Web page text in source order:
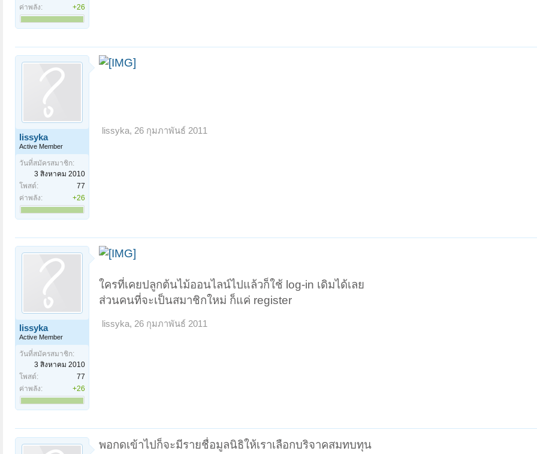
ค่าพลัง:
+26
lissyka
Active Member
วันที่สมัครสมาชิก:
3 สิงหาคม 2010
โพสต์:
77
ค่าพลัง:
+26
lissyka, 26 กุมภาพันธ์ 2011
lissyka
Active Member
วันที่สมัครสมาชิก:
3 สิงหาคม 2010
โพสต์:
77
ค่าพลัง:
+26
ใครที่เคยปลูกต้นไม้ออนไลน์ไปแล้วก็ใช้ log-in เดิมได้เลย
ส่วนคนที่จะเป็นสมาชิกใหม่ ก็แค่ register
lissyka, 26 กุมภาพันธ์ 2011
พอกดเข้าไปก็จะมีรายชื่อมูลนิธิให้เราเลือกบริจาคสมทบทุน